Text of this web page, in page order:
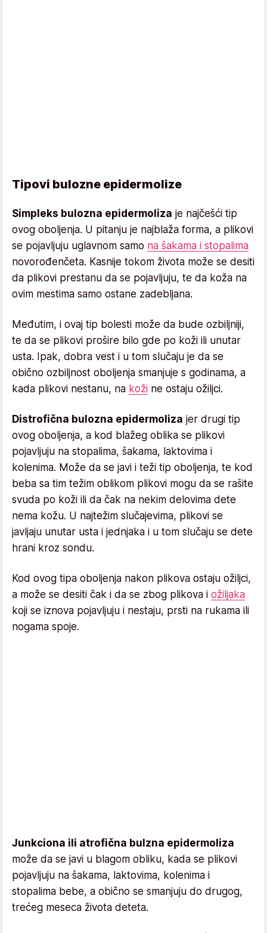
Tipovi bulozne epidermolize
Simpleks bulozna epidermoliza je najčešći tip
ovog oboljenja. U pitanju je najblaža forma, a plikovi
se pojavljuju uglavnom samo na šakama i stopalima
novorođenčeta. Kasnije tokom života može se desiti
da plikovi prestanu da se pojavljuju, te da koža na
ovim mestima samo ostane zadebljana.
Međutim, i ovaj tip bolesti može da bude ozbiljniji,
te da se plikovi prošire bilo gde po koži ili unutar
usta. Ipak, dobra vest i u tom slučaju je da se
obično ozbiljnost oboljenja smanjuje s godinama, a
kada plikovi nestanu, na koži ne ostaju ožiljci.
Distrofična bulozna epidermoliza jer drugi tip
ovog oboljenja, a kod blažeg oblika se plikovi
pojavljuju na stopalima, šakama, laktovima i
kolenima. Može da se javi i teži tip oboljenja, te kod
beba sa tim težim oblikom plikovi mogu da se rašite
svuda po koži ili da čak na nekim delovima dete
nema kožu. U najtežim slučajevima, plikovi se
javljaju unutar usta i jednjaka i u tom slučaju se dete
hrani kroz sondu.
Kod ovog tipa oboljenja nakon plikova ostaju ožiljci,
a može se desiti čak i da se zbog plikova i ožiljaka
koji se iznova pojavljuju i nestaju, prsti na rukama ili
nogama spoje.
Junkciona ili atrofična bulzna epidermoliza
može da se javi u blagom obliku, kada se plikovi
pojavljuju na šakama, laktovima, kolenima i
stopalima bebe, a obično se smanjuju do drugog,
trećeg meseca života deteta.